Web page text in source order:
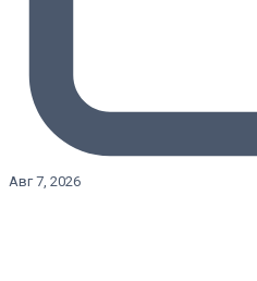
Авг 7, 2026